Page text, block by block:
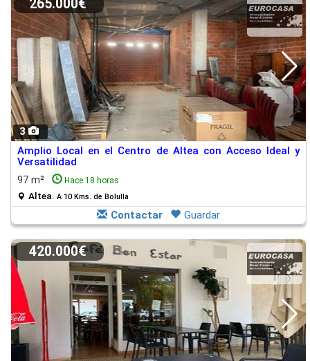
3
265.000€
Amplio Local en el Centro de Altea con Acceso Ideal y
Versatilidad
97 m²
Hace 18 horas
Altea. A 10 Kms. de Bolulla
Contactar Guardar
420.000€